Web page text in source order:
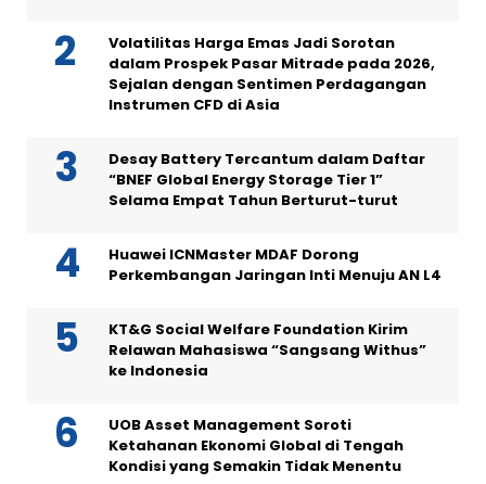
Volatilitas Harga Emas Jadi Sorotan
dalam Prospek Pasar Mitrade pada 2026,
Sejalan dengan Sentimen Perdagangan
Instrumen CFD di Asia
Desay Battery Tercantum dalam Daftar
“BNEF Global Energy Storage Tier 1”
Selama Empat Tahun Berturut-turut
Huawei ICNMaster MDAF Dorong
Perkembangan Jaringan Inti Menuju AN L4
KT&G Social Welfare Foundation Kirim
Relawan Mahasiswa “Sangsang Withus”
ke Indonesia
UOB Asset Management Soroti
Ketahanan Ekonomi Global di Tengah
Kondisi yang Semakin Tidak Menentu